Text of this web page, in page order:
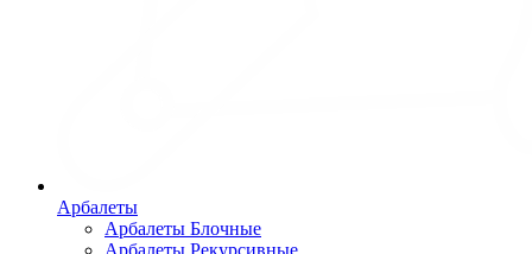
Арбалеты
Арбалеты Блочные
Арбалеты Рекурсивные